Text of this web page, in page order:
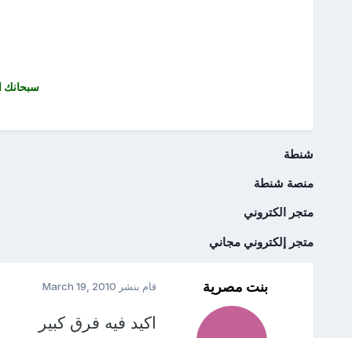
سبحانك
شنطة
منصة شنطة
متجر الكتروني
متجر إلكتروني مجاني
بنت مصرية قام بنشر March 19, 2010
اكيد فيه فرق كبير